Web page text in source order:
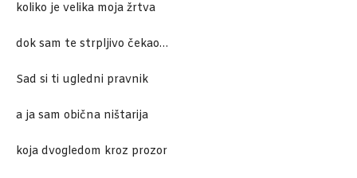
koliko je velika moja žrtva
dok sam te strpljivo čekao…
Sad si ti ugledni pravnik
a ja sam obična ništarija
koja dvogledom kroz prozor